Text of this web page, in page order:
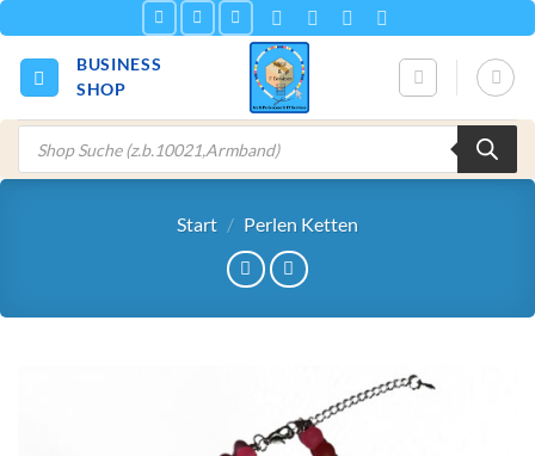
Inhalt
springen
BUSINESS
SHOP
Products
search
Start / Perlen Ketten